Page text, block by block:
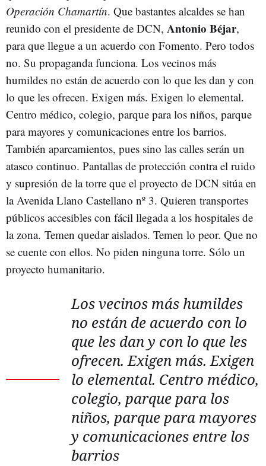
Operación Chamartín. Que bastantes alcaldes se han
reunido con el presidente de DCN, Antonio Béjar,
para que llegue a un acuerdo con Fomento. Pero todos
no. Su propaganda funciona. Los vecinos más
humildes no están de acuerdo con lo que les dan y con
lo que les ofrecen. Exigen más. Exigen lo elemental.
Centro médico, colegio, parque para los niños, parque
para mayores y comunicaciones entre los barrios.
También aparcamientos, pues sino las calles serán un
atasco continuo. Pantallas de protección contra el ruido
y supresión de la torre que el proyecto de DCN sitúa en
la Avenida Llano Castellano nº 3. Quieren transportes
públicos accesibles con fácil llegada a los hospitales de
la zona. Temen quedar aislados. Temen lo peor. Que no
se cuente con ellos. No piden ninguna torre. Sólo un
proyecto humanitario.
Los vecinos más humildes
no están de acuerdo con lo
que les dan y con lo que les
ofrecen. Exigen más. Exigen
lo elemental. Centro médico,
colegio, parque para los
niños, parque para mayores
y comunicaciones entre los
barrios